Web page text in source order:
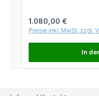
Regulärer Preis:
1.080,00 €
Preise inkl. MwSt. zzgl.
In